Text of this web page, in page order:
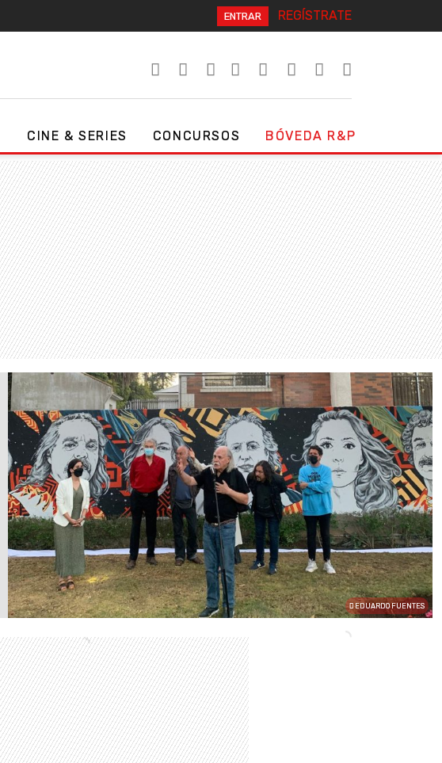
ENTRAR REGÍSTRATE
CINE & SERIES CONCURSOS BÓVEDA R&P
EDUARDO FUENTES